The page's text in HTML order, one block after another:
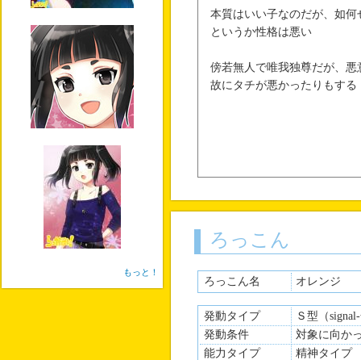
本質はいい子なのだが、如
というか性格は悪い
傍若無人で唯我独尊だが、
故にタチが悪かったりもする
ろっこん
ろっこん名 オレンジ
発動タイプ
Ｓ型（
発動条件
対象に向か
能力タイプ
精神タイプ
もっと！